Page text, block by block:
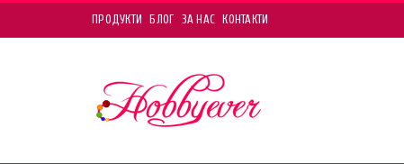
ПРОДУКТИ БЛОГ ЗА НАС КОНТАКТИ